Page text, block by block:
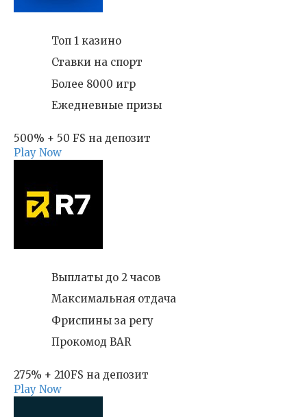
Топ 1 казино
Ставки на спорт
Более 8000 игр
Ежедневные призы
500% + 50 FS на депозит
Play Now
Выплаты до 2 часов
Максимальная отдача
Фриспины за регу
Прокомод BAR
275% + 210FS на депозит
Play Now